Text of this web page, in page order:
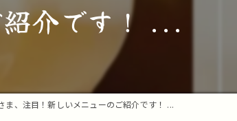
ノンアルコール
デザート
介です！ ...
ま、注目！新しいメニューのご紹介です！ ...